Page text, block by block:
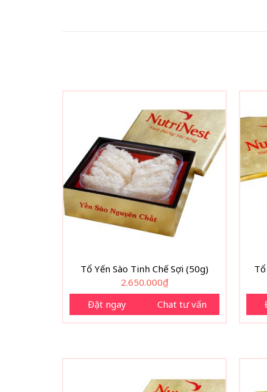
Tổ Yến Sào Tinh Chế Sợi (50g)
2.650.000₫
Đặt ngay
Chat tư vấn